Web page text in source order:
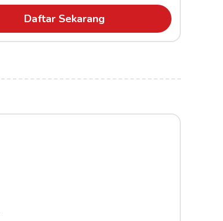
Daftar Sekarang